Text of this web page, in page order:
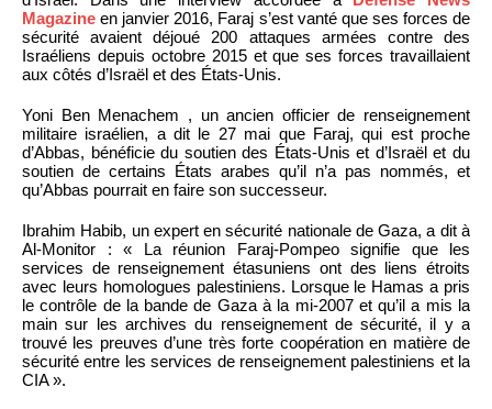
Magazine en janvier 2016, Faraj s’est vanté que ses forces de
sécurité avaient déjoué 200 attaques armées contre des
Israéliens depuis octobre 2015 et que ses forces travaillaient
aux côtés d’Israël et des États-Unis.
Yoni Ben Menachem , un ancien officier de renseignement
militaire israélien, a dit le 27 mai que Faraj, qui est proche
d’Abbas, bénéficie du soutien des États-Unis et d’Israël et du
soutien de certains États arabes qu’il n’a pas nommés, et
qu’Abbas pourrait en faire son successeur.
Ibrahim Habib, un expert en sécurité nationale de Gaza, a dit à
Al-Monitor : « La réunion Faraj-Pompeo signifie que les
services de renseignement étasuniens ont des liens étroits
avec leurs homologues palestiniens. Lorsque le Hamas a pris
le contrôle de la bande de Gaza à la mi-2007 et qu’il a mis la
main sur les archives du renseignement de sécurité, il y a
trouvé les preuves d’une très forte coopération en matière de
sécurité entre les services de renseignement palestiniens et la
CIA ».